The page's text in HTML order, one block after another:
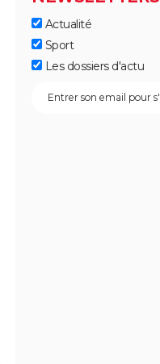
Actualité
Sport
Les dossiers d'actu